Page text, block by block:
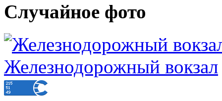
Случайное фото
Железнодорожный вокзал